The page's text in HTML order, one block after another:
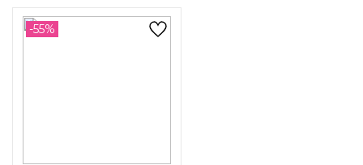
Декоративный элемент 1:Бусины и бисер
женственности.
-55%